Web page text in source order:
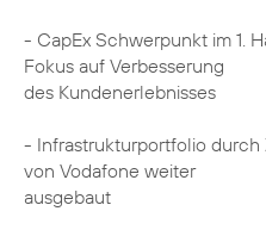
- CapEx Schwerpunkt im 1.
Fokus auf Verbesserung
des Kundenerlebnisses
- Infrastrukturportfolio durch
von Vodafone weiter
ausgebaut